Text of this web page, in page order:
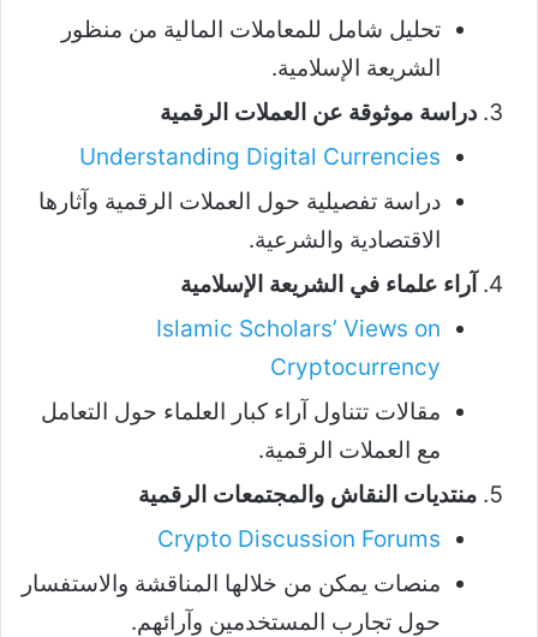
تحليل شامل للمعاملات المالية من منظور
الشريعة الإسلامية.
دراسة موثوقة عن العملات الرقمية
Understanding Digital Currencies
دراسة تفصيلية حول العملات الرقمية وآثارها
الاقتصادية والشرعية.
آراء علماء في الشريعة الإسلامية
Islamic Scholars’ Views on
Cryptocurrency
مقالات تتناول آراء كبار العلماء حول التعامل
مع العملات الرقمية.
منتديات النقاش والمجتمعات الرقمية
Crypto Discussion Forums
منصات يمكن من خلالها المناقشة والاستفسار
حول تجارب المستخدمين وآرائهم.